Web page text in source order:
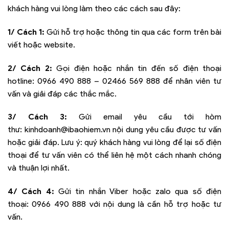
khách hàng vui lòng làm theo các cách sau đây:
1/ Cách 1: Gửi hỗ trợ hoặc thông tin qua các form trên bài
viết hoặc website.
2/ Cách 2: Gọi điện hoặc nhắn tin đến số điện thoại
hotline: 0966 490 888 – 02466 569 888 để nhân viên tư
vấn và giải đáp các thắc mắc.
3/ Cách 3: Gửi email yêu cầu tới hòm
thư: kinhdoanh@ibaohiem.vnnội dung yêu cầu được tư vấn
hoặc giải đáp. Lưu ý: quý khách hàng vui lòng để lại số điện
thoại để tư vấn viên có thể liên hệ một cách nhanh chóng
và thuận lợi nhất.
4/ Cách 4: Gửi tin nhắn Viber hoặc zalo qua số điện
thoại:0966 490 888 với nội dung là cần hỗ trợ hoặc tư
vấn.